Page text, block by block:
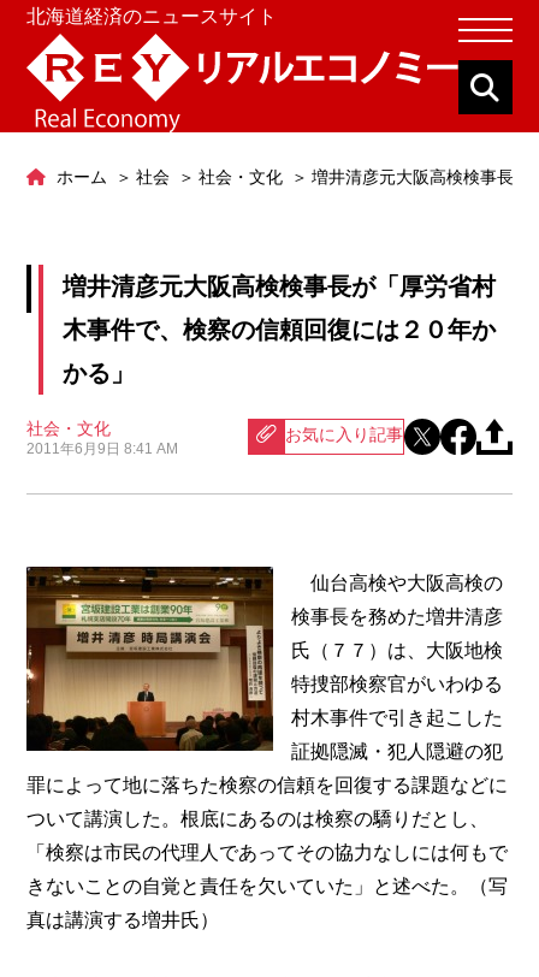
北海道経済のニュースサイト
ホーム 社会 社会・文化 増井清彦元大阪高検検事長
増井清彦元大阪高検検事長が「厚労省村
木事件で、検察の信頼回復には２０年か
かる」
社会・文化
2011年6月9日 8:41 AM
お気に入り記事
仙台高検や大阪高検の
検事長を務めた増井清彦
氏（７７）は、大阪地検
特捜部検察官がいわゆる
村木事件で引き起こした
証拠隠滅・犯人隠避の犯
罪によって地に落ちた検察の信頼を回復する課題などに
ついて講演した。根底にあるのは検察の驕りだとし、
「検察は市民の代理人であってその協力なしには何もで
きないことの自覚と責任を欠いていた」と述べた。（写
真は講演する増井氏）